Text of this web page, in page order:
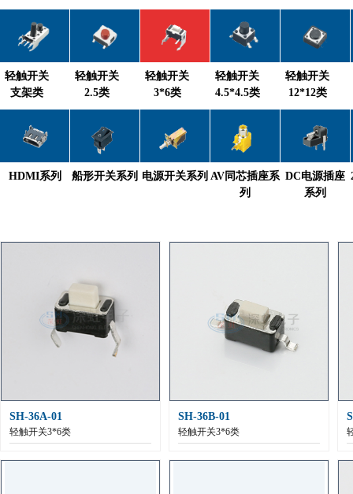
轻触开关
支架类
轻触开关
2.5类
轻触开关
3*6类
轻触开关
4.5*4.5类
轻触开关
12*12类
HDMI系列 船形开关系列 电源开关系列 AV同芯插座系
列
DC电源插座
系列
SH-36A-01
轻触开关3*6类
SH-36B-01
轻触开关3*6类